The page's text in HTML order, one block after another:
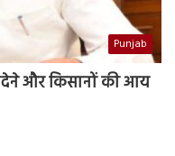
Punjab
देने और किसानों की आय